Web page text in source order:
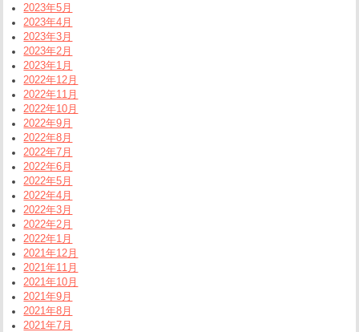
2023年5月
2023年4月
2023年3月
2023年2月
2023年1月
2022年12月
2022年11月
2022年10月
2022年9月
2022年8月
2022年7月
2022年6月
2022年5月
2022年4月
2022年3月
2022年2月
2022年1月
2021年12月
2021年11月
2021年10月
2021年9月
2021年8月
2021年7月